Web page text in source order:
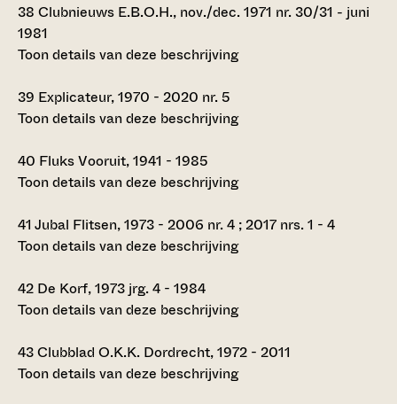
38 Clubnieuws E.B.O.H., nov./dec. 1971 nr. 30/31 - juni
1981
Toon details van deze beschrijving
39 Explicateur, 1970 - 2020 nr. 5
Toon details van deze beschrijving
40 Fluks Vooruit, 1941 - 1985
Toon details van deze beschrijving
41 Jubal Flitsen, 1973 - 2006 nr. 4 ; 2017 nrs. 1 - 4
Toon details van deze beschrijving
42 De Korf, 1973 jrg. 4 - 1984
Toon details van deze beschrijving
43Clubblad O.K.K. Dordrecht, 1972 - 2011
Toon details van deze beschrijving